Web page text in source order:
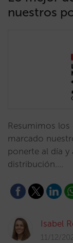
nuestros
Resumimos
marcado
ponerte al día
distribución.…
Isabel
11/12/